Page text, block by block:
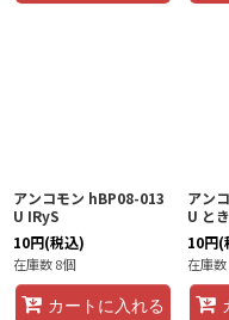
アンコモン hBP08-013
U IRyS
10円(税込)
在庫数 8個
カートに入れる
アン
U と
10円(
在庫